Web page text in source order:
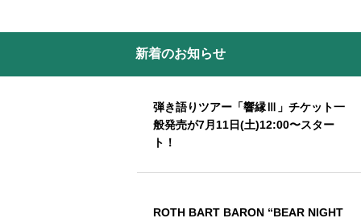
新着のお知らせ
弾き語りツアー「響縁Ⅲ」チケット一
般発売が7月11日(土)12:00〜スター
ト！
ROTH BART BARON “BEAR NIGHT